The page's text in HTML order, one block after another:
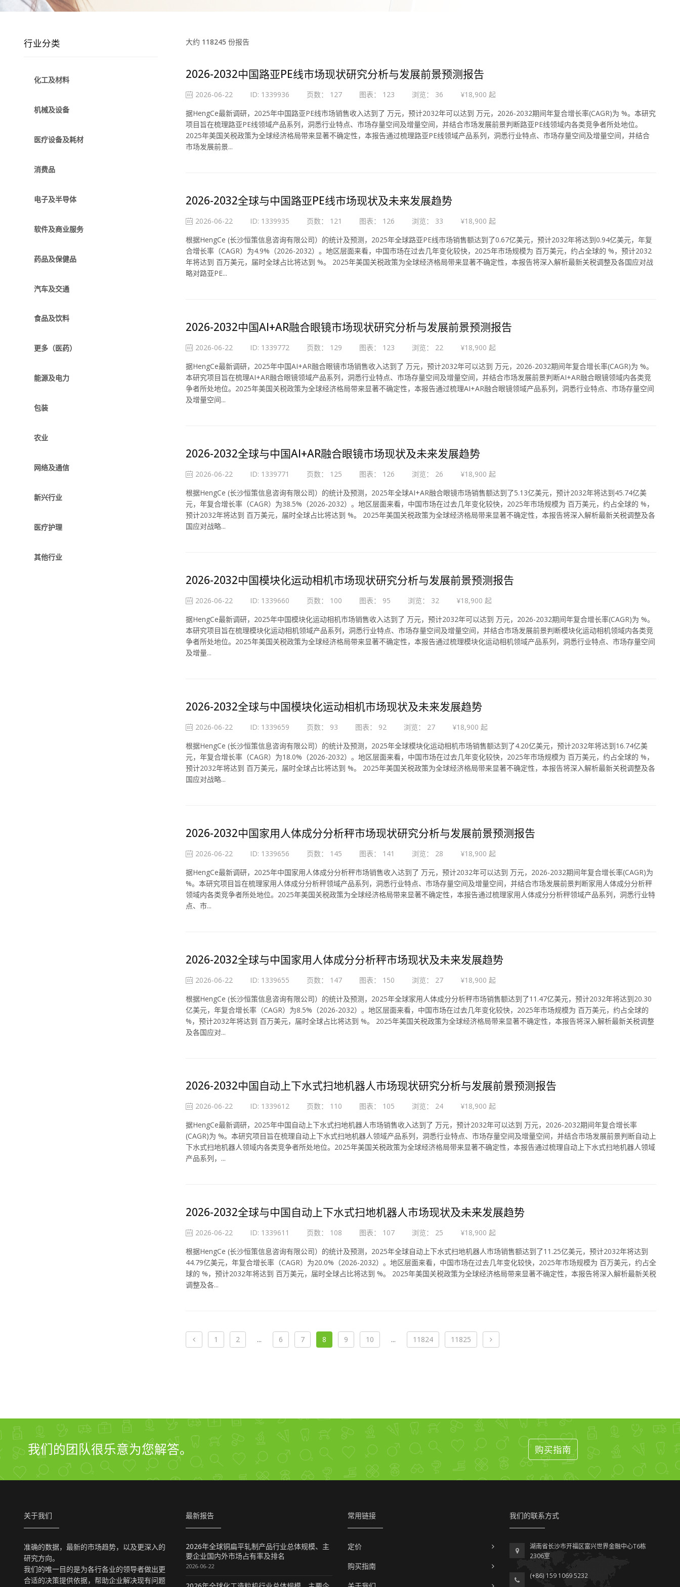
行业分类
化工及材料
机械及设备
医疗设备及耗材
消费品
电子及半导体
软件及商业服务
药品及保健品
汽车及交通
食品及饮料
更多（医药）
能源及电力
包装
农业
网络及通信
新兴行业
医疗护理
其他行业
大约 118245 份报告
2026-2032中国路亚PE线市场现状研究分析与发展前景预测报告
2026-06-22 ID: 1339936 页数： 127 图表： 123 浏览： 36
¥18,900 起
据HengCe最新调研，2025年中国路亚PE线市场销售收入达到了 万元，预计2032年可以达到 万元，2026-2032期间年复合增长率(CAGR)为 %。本研究
项目旨在梳理路亚PE线领域产品系列，洞悉行业特点、市场存量空间及增量空间，并结合市场发展前景判断路亚PE线领域内各类竞争者所处地位。
2025年美国关税政策为全球经济格局带来显著不确定性，本报告通过梳理路亚PE线领域产品系列，洞悉行业特点、市场存量空间及增量空间，并结合
市场发展前景...
2026-2032全球与中国路亚PE线市场现状及未来发展趋势
2026-06-22 ID: 1339935 页数： 121 图表： 126 浏览： 33
¥18,900 起
根据HengCe (长沙恒策信息咨询有限公司）的统计及预测，2025年全球路亚PE线市场销售额达到了0.67亿美元，预计2032年将达到0.94亿美元，年复
合增长率（CAGR）为4.9%（2026-2032）。地区层面来看，中国市场在过去几年变化较快，2025年市场规模为 百万美元，约占全球的 %，预计2032
年将达到 百万美元，届时全球占比将达到 %。 2025年美国关税政策为全球经济格局带来显著不确定性，本报告将深入解析最新关税调整及各国应对战
略对路亚PE...
2026-2032中国AI+AR融合眼镜市场现状研究分析与发展前景预测报告
2026-06-22 ID: 1339772 页数： 129 图表： 123 浏览： 22
¥18,900 起
据HengCe最新调研，2025年中国AI+AR融合眼镜市场销售收入达到了 万元，预计2032年可以达到 万元，2026-2032期间年复合增长率(CAGR)为 %。
本研究项目旨在梳理AI+AR融合眼镜领域产品系列，洞悉行业特点、市场存量空间及增量空间，并结合市场发展前景判断AI+AR融合眼镜领域内各类竞
争者所处地位。2025年美国关税政策为全球经济格局带来显著不确定性，本报告通过梳理AI+AR融合眼镜领域产品系列，洞悉行业特点、市场存量空间
及增量空间...
2026-2032全球与中国AI+AR融合眼镜市场现状及未来发展趋势
2026-06-22 ID: 1339771 页数： 125 图表： 126 浏览： 26
¥18,900 起
根据HengCe (长沙恒策信息咨询有限公司）的统计及预测，2025年全球AI+AR融合眼镜市场销售额达到了5.13亿美元，预计2032年将达到45.74亿美
元，年复合增长率（CAGR）为38.5%（2026-2032）。地区层面来看，中国市场在过去几年变化较快，2025年市场规模为 百万美元，约占全球的 %，
预计2032年将达到 百万美元，届时全球占比将达到 %。 2025年美国关税政策为全球经济格局带来显著不确定性，本报告将深入解析最新关税调整及各
国应对战略...
2026-2032中国模块化运动相机市场现状研究分析与发展前景预测报告
2026-06-22 ID: 1339660 页数： 100 图表： 95 浏览： 32
¥18,900 起
据HengCe最新调研，2025年中国模块化运动相机市场销售收入达到了 万元，预计2032年可以达到 万元，2026-2032期间年复合增长率(CAGR)为 %。
本研究项目旨在梳理模块化运动相机领域产品系列，洞悉行业特点、市场存量空间及增量空间，并结合市场发展前景判断模块化运动相机领域内各类竞
争者所处地位。2025年美国关税政策为全球经济格局带来显著不确定性，本报告通过梳理模块化运动相机领域产品系列，洞悉行业特点、市场存量空间
及增量...
2026-2032全球与中国模块化运动相机市场现状及未来发展趋势
2026-06-22 ID: 1339659 页数： 93 图表： 92 浏览： 27
¥18,900 起
根据HengCe (长沙恒策信息咨询有限公司）的统计及预测，2025年全球模块化运动相机市场销售额达到了4.20亿美元，预计2032年将达到16.74亿美
元，年复合增长率（CAGR）为18.0%（2026-2032）。地区层面来看，中国市场在过去几年变化较快，2025年市场规模为 百万美元，约占全球的 %，
预计2032年将达到 百万美元，届时全球占比将达到 %。 2025年美国关税政策为全球经济格局带来显著不确定性，本报告将深入解析最新关税调整及各
国应对战略...
2026-2032中国家用人体成分分析秤市场现状研究分析与发展前景预测报告
2026-06-22 ID: 1339656 页数： 145 图表： 141 浏览： 28
¥18,900 起
据HengCe最新调研，2025年中国家用人体成分分析秤市场销售收入达到了 万元，预计2032年可以达到 万元，2026-2032期间年复合增长率(CAGR)为
%。本研究项目旨在梳理家用人体成分分析秤领域产品系列，洞悉行业特点、市场存量空间及增量空间，并结合市场发展前景判断家用人体成分分析秤
领域内各类竞争者所处地位。2025年美国关税政策为全球经济格局带来显著不确定性，本报告通过梳理家用人体成分分析秤领域产品系列，洞悉行业特
点、市...
2026-2032全球与中国家用人体成分分析秤市场现状及未来发展趋势
2026-06-22 ID: 1339655 页数： 147 图表： 150 浏览： 27
¥18,900 起
根据HengCe (长沙恒策信息咨询有限公司）的统计及预测，2025年全球家用人体成分分析秤市场销售额达到了11.47亿美元，预计2032年将达到20.30
亿美元，年复合增长率（CAGR）为8.5%（2026-2032）。地区层面来看，中国市场在过去几年变化较快，2025年市场规模为 百万美元，约占全球的
%，预计2032年将达到 百万美元，届时全球占比将达到 %。 2025年美国关税政策为全球经济格局带来显著不确定性，本报告将深入解析最新关税调整
及各国应对...
2026-2032中国自动上下水式扫地机器人市场现状研究分析与发展前景预测报告
2026-06-22 ID: 1339612 页数： 110 图表： 105 浏览： 24
¥18,900 起
据HengCe最新调研，2025年中国自动上下水式扫地机器人市场销售收入达到了 万元，预计2032年可以达到 万元，2026-2032期间年复合增长率
(CAGR)为 %。本研究项目旨在梳理自动上下水式扫地机器人领域产品系列，洞悉行业特点、市场存量空间及增量空间，并结合市场发展前景判断自动上
下水式扫地机器人领域内各类竞争者所处地位。2025年美国关税政策为全球经济格局带来显著不确定性，本报告通过梳理自动上下水式扫地机器人领域
产品系列，...
2026-2032全球与中国自动上下水式扫地机器人市场现状及未来发展趋势
2026-06-22 ID: 1339611 页数： 108 图表： 107 浏览： 25
¥18,900 起
根据HengCe (长沙恒策信息咨询有限公司）的统计及预测，2025年全球自动上下水式扫地机器人市场销售额达到了11.25亿美元，预计2032年将达到
44.79亿美元，年复合增长率（CAGR）为20.0%（2026-2032）。地区层面来看，中国市场在过去几年变化较快，2025年市场规模为 百万美元，约占全
球的 %，预计2032年将达到 百万美元，届时全球占比将达到 %。 2025年美国关税政策为全球经济格局带来显著不确定性，本报告将深入解析最新关税
调整及各...
‹ 1 2 ... 6 7 8 9 10 ... 11824 11825 ›
我们的团队很乐意为您解答。 购买指南
关于我们
准确的数据，最新的市场趋势，以及更深入的
研究方向。
我们的唯一目的是为各行各业的领导者做出更
合适的决策提供依据，帮助企业解决现有问题
最新报告
2026年全球铜扁平轧制产品行业总体规模、主
要企业国内外市场占有率及排名
2026-06-22
常用链接
定价
购买指南
我们的联系方式
湖南省长沙市开福区富兴世界金融中心T6栋
2306室
(+86) 159 1069 5232